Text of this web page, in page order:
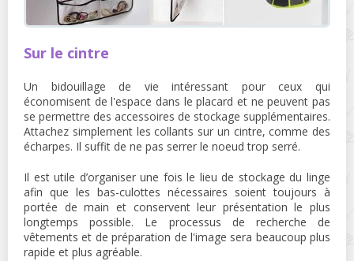
Sur le cintre
Un bidouillage de vie intéressant pour ceux qui
économisent de l'espace dans le placard et ne peuvent pas
se permettre des accessoires de stockage supplémentaires.
Attachez simplement les collants sur un cintre, comme des
écharpes. Il suffit de ne pas serrer le noeud trop serré.
Il est utile d’organiser une fois le lieu de stockage du linge
afin que les bas-culottes nécessaires soient toujours à
portée de main et conservent leur présentation le plus
longtemps possible. Le processus de recherche de
vêtements et de préparation de l'image sera beaucoup plus
rapide et plus agréable.